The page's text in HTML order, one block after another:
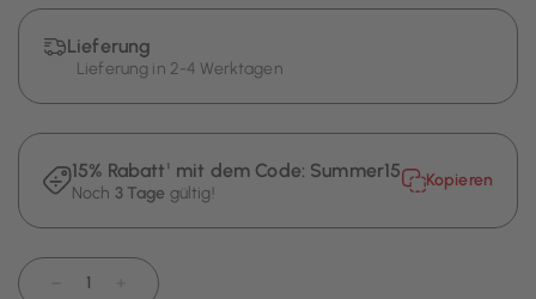
Lieferung
Lieferung in 2-4 Werktagen
15% Rabatt¹ mit dem Code: Summer15
Noch 3 Tage gültig!
Kopieren